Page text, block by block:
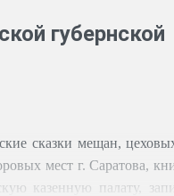
губернской
сказки мещан,
мест г. Саратова,
казенную палату,